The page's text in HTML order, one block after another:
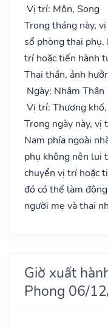
Vị trí: Môn, Song
Trong tháng này,
sổ phòng thai phụ.
trí hoặc tiến hành
Thai thần, ảnh
Ngày: Nhâm Thân
Vị trí: Thương
Trong ngày này, vị
Nam phía ngoài
phụ không nên lui
chuyển vị trí hoặc
đó có thể làm
người mẹ và thai
Giờ xuất
Phong 06/